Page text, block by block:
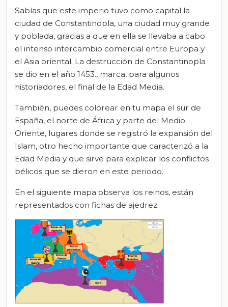
Sabías que este imperio tuvo como capital la
ciudad de Constantinopla, una ciudad muy grande
y poblada, gracias a que en ella se llevaba a cabo
el intenso intercambio comercial entre Europa y
el Asia oriental. La destrucción de Constantinopla
se dio en el año 1453., marca, para algunos
historiadores, el final de la Edad Media.
También, puedes colorear en tu mapa el sur de
España, el norte de África y parte del Medio
Oriente, lugares donde se registró la expansión del
Islam, otro hecho importante que caracterizó a la
Edad Media y que sirve para explicar los conflictos
bélicos que se dieron en este periodo.
En el siguiente mapa observa los reinos, están
representados con fichas de ajedrez.